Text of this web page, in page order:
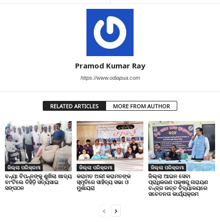
Pramod Kumar Ray
https://www.odiapua.com
RELATED ARTICLES MORE FROM AUTHOR
ଜିଲ୍ଲା ପରିକ୍ରମା
ବନ୍ୟା ବିପନ୍ନଙ୍କୁ ଶୁଖିଲା ଖାଦ୍ୟ
ବାଂଟିଲେ ତିହିଡି଼ ସତ୍ୟସାଇ
ସଙ୍ଗଠନ
ଜିଲ୍ଲା ପରିକ୍ରମା
କରାମତ ଅଲୀ କରାମତଙ୍କ
ସ୍ମୃତିରେ ସାହିତ୍ୟ ସଭା ଓ
ମୁଶାୟରା
ଜିଲ୍ଲା ପରିକ୍ରମା
ଜିଲ୍ଲା ଆଇନ ସେବା
ପ୍ରାଧିକରଣ ପକ୍ଷରୁ ନାରାୟଣ
ଚନ୍ଦ୍ର ଉଚ୍ଚ ବିଦ୍ୟାଳୟରେ
ସଚେତନତା କାର୍ଯ୍ୟକ୍ରମ